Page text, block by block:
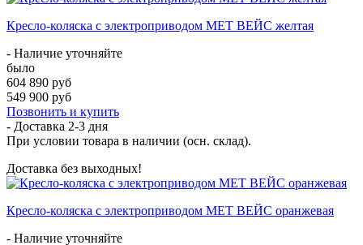
Кресло-коляска с электроприводом MET ВЕЙС желтая
- Наличие уточняйте
было
604 890 руб
549 900 руб
Позвонить и купить
- Доставка 2-3 дня
При условии товара в наличии (осн. склад).
Доставка без выходных!
Кресло-коляска с электроприводом MET ВЕЙС оранжевая
- Наличие уточняйте